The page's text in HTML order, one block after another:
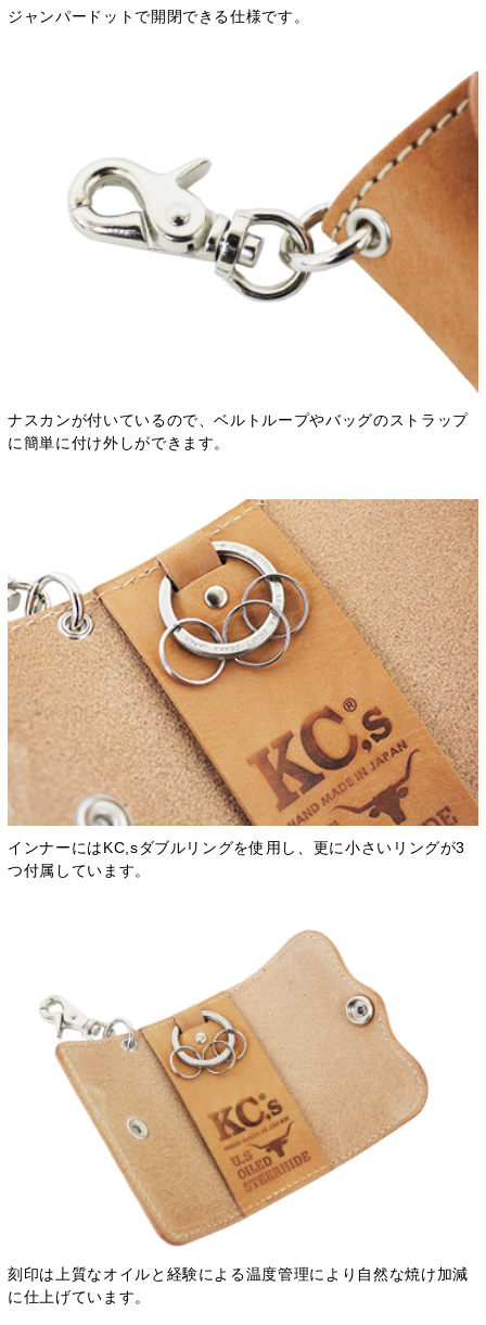
ジャンパードットで開閉できる仕様です。
ナスカンが付いているので、ベルトループやバッグのストラップ
に簡単に付け外しができます。
インナーにはKC,sダブルリングを使用し、更に小さいリングが3
つ付属しています。
刻印は上質なオイルと経験による温度管理により自然な焼け加減
に仕上げています。